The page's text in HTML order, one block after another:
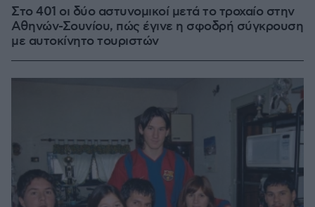
Στο 401 οι δύο αστυνομικοί μετά το τροχαίο στην
Αθηνών-Σουνίου, πώς έγινε η σφοδρή σύγκρουση
με αυτοκίνητο τουριστών